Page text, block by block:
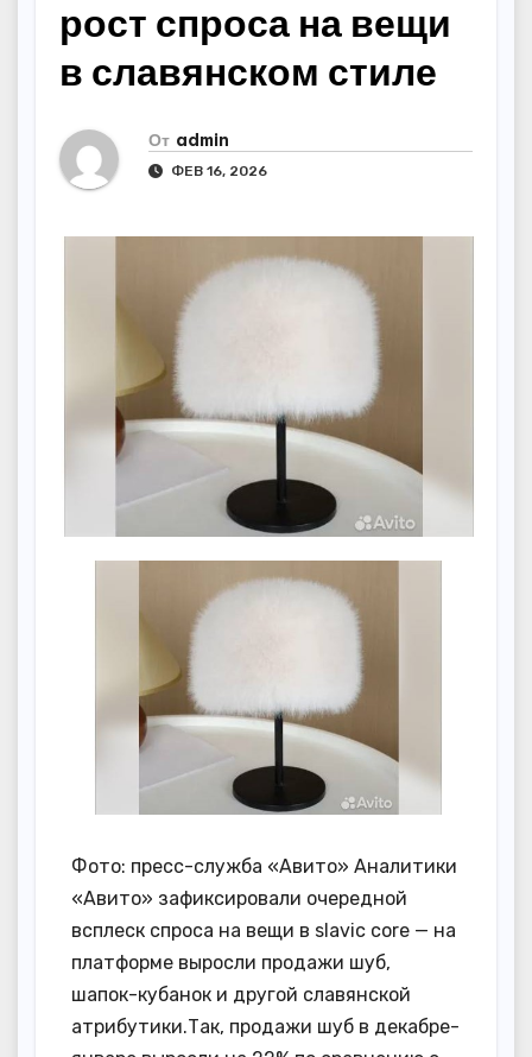
рост спроса на вещи
в славянском стиле
От admin
ФЕВ 16, 2026
Фото: пресс-служба «Авито» Аналитики
«Авито» зафиксировали очередной
всплеск спроса на вещи в slavic core — на
платформе выросли продажи шуб,
шапок-кубанок и другой славянской
атрибутики.Так, продажи шуб в декабре-